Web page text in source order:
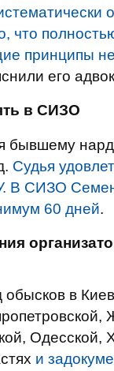
что
принципы
его
в СИЗО
бывшему
Судья
В СИЗО
60 дней.
в
Одесской,
и